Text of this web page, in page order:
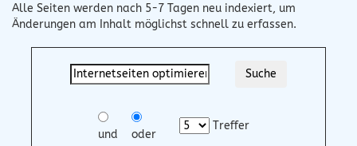
Alle Seiten werden nach 5-7 Tagen neu indexiert, um
Änderungen am Inhalt möglichst schnell zu erfassen.
und oder
Treffer